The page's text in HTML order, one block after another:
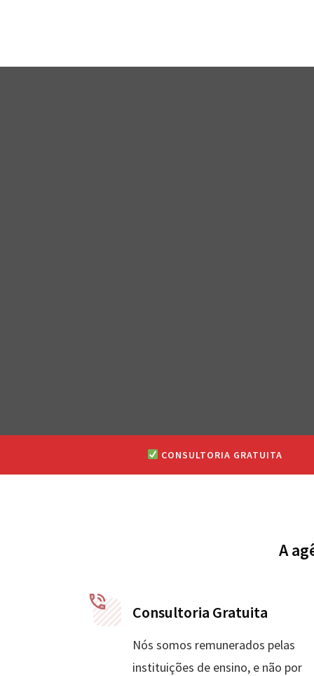
CONSULTORIA GRATUITA
A
Consultoria Gratuita
Nós somos remunerados pelas
instituições de ensino, e não por